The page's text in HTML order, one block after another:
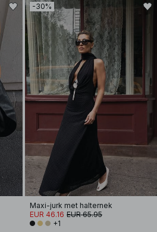
-30%
Maxi-jurk met halternek
EUR 46.16 EUR 65.95
+1